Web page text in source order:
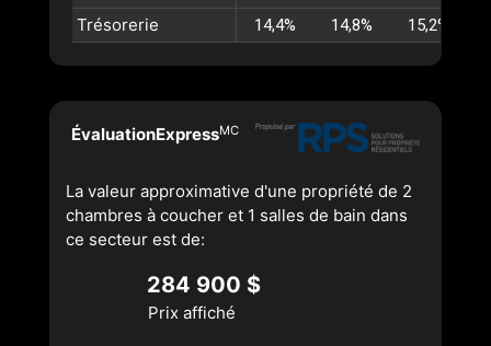
Trésorerie
14,4% 14,8% 15,2%
ÉvaluationExpressMC
La valeur approximative d'une propriété de 2
chambres à coucher et 1 salles de bain dans
ce secteur est de:
284 900 $
Prix affiché